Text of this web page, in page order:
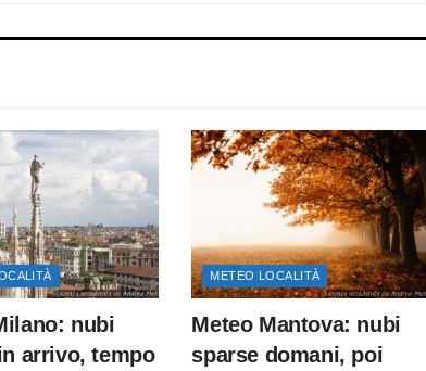
nubi
arrivo, tempo
METEO LOCALITÀ
Meteo Mantova: nubi
sparse domani, poi